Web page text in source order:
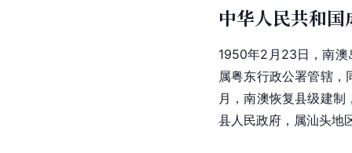
中华人民共和国
1950年2月23日，南澳
属粤东行政公署管辖
月，南澳恢复县级建制
县人民政府，属汕头地